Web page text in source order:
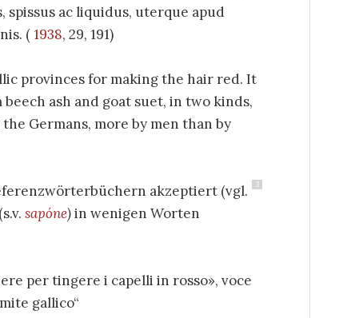
spissus ac liquidus, uterque apud
( 1938, 29, 191)
provinces for making the hair red. It
ash and goat suet, in two kinds,
Germans, more by men than by
3
akzeptiert (vgl.
sapóne)in wenigen Worten
per tingere i capelli in rosso», voce
gallico“